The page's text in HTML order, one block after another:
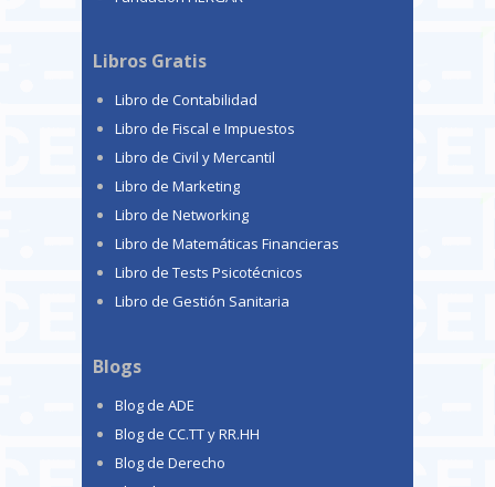
Libros Gratis
Libro de Contabilidad
Libro de Fiscal e Impuestos
Libro de Civil y Mercantil
Libro de Marketing
Libro de Networking
Libro de Matemáticas Financieras
Libro de Tests Psicotécnicos
Libro de Gestión Sanitaria
Blogs
Blog de ADE
Blog de CC.TT y RR.HH
Blog de Derecho